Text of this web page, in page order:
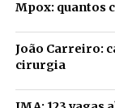
Mpox: quantos
João Carreiro:
cirurgia